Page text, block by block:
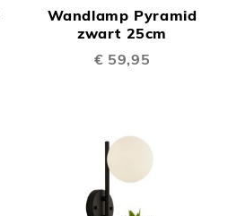
Wandlamp Pyramid
zwart 25cm
€ 59,95